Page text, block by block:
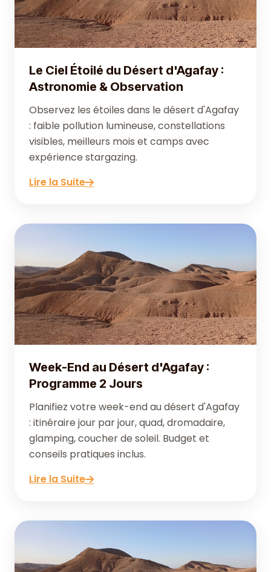
Le Ciel Étoilé du Désert d'Agafay :
Astronomie & Observation
Observez les étoiles dans le désert d'Agafay
: faible pollution lumineuse, constellations
visibles, meilleurs mois et camps avec
expérience stargazing.
Lire la Suite
Week-End au Désert d'Agafay :
Programme 2 Jours
Planifiez votre week-end au désert d'Agafay
: itinéraire jour par jour, quad, dromadaire,
glamping, coucher de soleil. Budget et
conseils pratiques inclus.
Lire la Suite